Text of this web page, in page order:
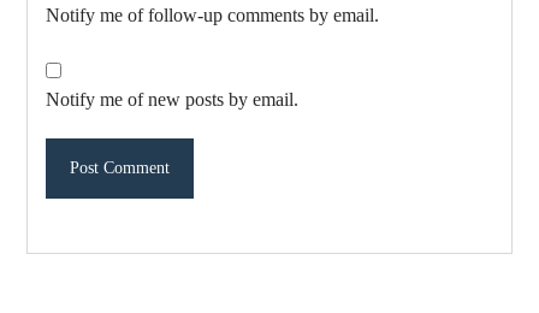
Notify me of follow-up comments by email.
Notify me of new posts by email.